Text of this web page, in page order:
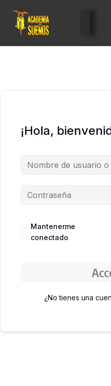
¡Hola,
Mantenerme
conectado
¿No tienes una